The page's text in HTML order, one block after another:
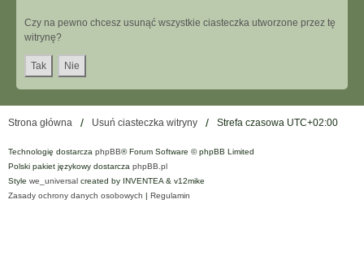
Czy na pewno chcesz usunąć wszystkie ciasteczka utworzone przez tę
witrynę?
Strona główna Usuń ciasteczka witryny Strefa czasowa UTC+02:00
Technologię dostarcza phpBB® Forum Software © phpBB Limited
Polski pakiet językowy dostarcza phpBB.pl
Style we_universal created by INVENTEA & v12mike
Zasady ochrony danych osobowych | Regulamin